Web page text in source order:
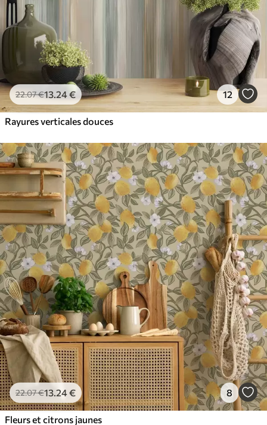
22.07€13.24€ 12
Rayures verticales douces
22.07€13.24€ 8
Fleurs et citrons jaunes